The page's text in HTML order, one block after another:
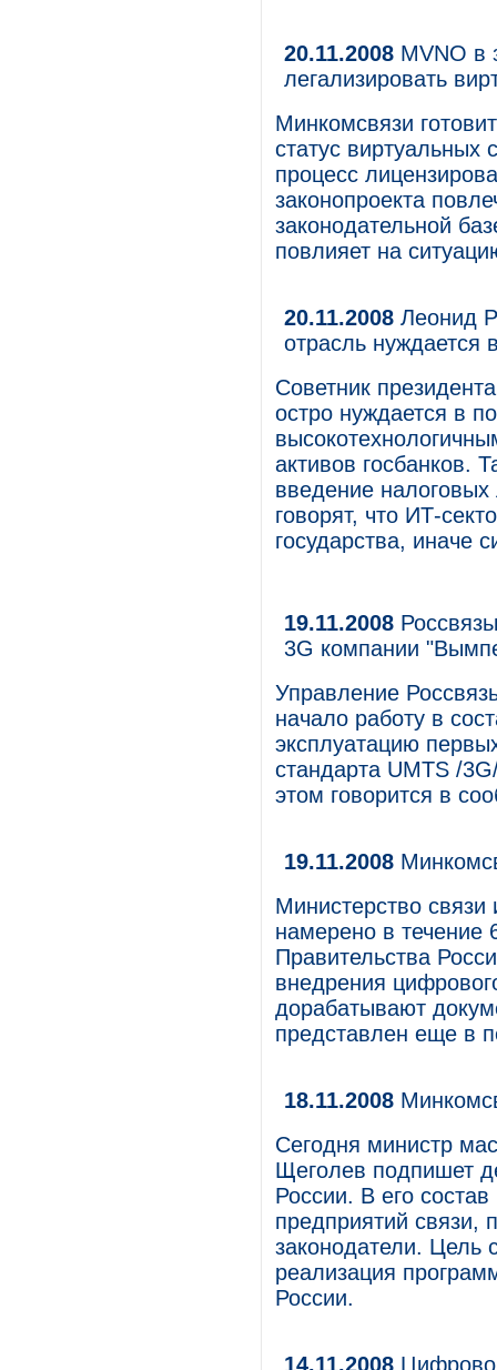
20.11.2008 MVNO в
легализировать
Минкомсвязи
статус виртуальных
процесс
законопроекта
законодательной
повлияет на
20.11.2008 Леонид
отрасль нуждается
Советник
остро нуждается в
активов госбанков.
введение
говорят, что ИТ-
государства, иначе
19.11.2008
3G компании
Управление
начало работу в
эксплуатацию
стандарта UMTS /
этом говорится в
19.11.2008
Министерство
намерено в течение
Правительства
внедрения
дорабатывают
представлен еще в
18.11.2008
Сегодня министр
Щеголев подпишет
России. В его
предприятий связи,
законодатели. Цель
реализация
России.
14.11.2008